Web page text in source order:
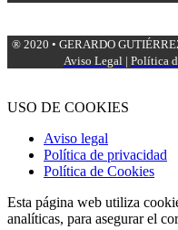
® 2020 • GERARDO
Aviso Legal | Política
USO DE COOKIES
Aviso legal
Política de privacidad
Política de Cookies
Esta página web utiliza
analíticas, para asegurar el